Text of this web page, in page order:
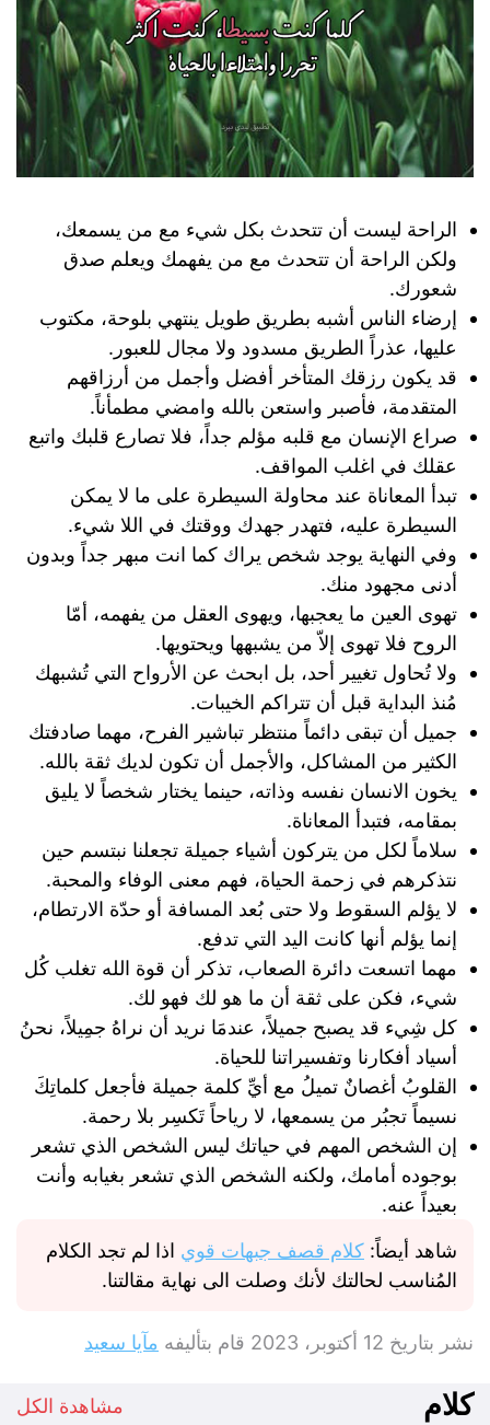
الراحة ليست أن تتحدث بكل شيء مع من يسمعك،
ولكن الراحة أن تتحدث مع من يفهمك ويعلم صدق
شعورك.
إرضاء الناس أشبه بطريق طويل ينتهي بلوحة، مكتوب
عليها، عذراً الطريق مسدود ولا مجال للعبور.
قد يكون رزقك المتأخر أفضل وأجمل من أرزاقهم
المتقدمة، فأصبر واستعن بالله وامضي مطمأناً.
صراع الإنسان مع قلبه مؤلم جداً، فلا تصارع قلبك واتبع
عقلك في اغلب المواقف.
تبدأ المعاناة عند محاولة السيطرة على ما لا يمكن
السيطرة عليه، فتهدر جهدك ووقتك في اللا شيء.
وفي النهاية يوجد شخص يراك كما انت مبهر جداً وبدون
أدنى مجهود منك.
تهوى العين ما يعجبها، ويهوى العقل من يفهمه، أمّا
الروح فلا تهوى إلاّ من يشبهها ويحتويها.
ولا تُحاول تغيير أحد، بل ابحث عن الأرواح التي تُشبهك
مُنذ البداية قبل أن تتراكم الخيبات.
جميل أن تبقى دائماً منتظر تباشير الفرح، مهما صادفتك
الكثير من المشاكل، والأجمل أن تكون لديك ثقة بالله.
يخون الانسان نفسه وذاته، حينما يختار شخصاً لا يليق
بمقامه، فتبدأ المعاناة.
سلاماً لكل من يتركون أشياء جميلة تجعلنا نبتسم حين
نتذكرهم في زحمة الحياة، فهم معنى الوفاء والمحبة.
‏لا يؤلم السقوط ولا حتى بُعد المسافة أو حدّة الارتطام،
إنما يؤلم أنها كانت اليد التي تدفع.
مهما اتسعت دائرة الصعاب، تذكر أن قوة الله تغلب كُل
شيء، فكن على ثقة أن ما هو لك فهو لك.
كل شِيء قد يصبح جميلاً، عندمَا نريد أن نراهُ جمِيلاً، نحنُ
أسياد أفكارنا وتفسيراتنا للحياة.
القلوبُ أغصانٌ تميلُ مع أيِّ كلمة جميلة فأجعل كلماتِكَ
نسيماً تجبُر من يسمعها، لا رياحاً تَكسِر بلا رحمة.
إن الشخص المهم في حياتك ليس الشخص الذي تشعر
بوجوده أمامك، ولكنه الشخص الذي تشعر بغيابه وأنت
بعيداً عنه.
شاهد أيضاً: كلام قصف جبهات قوي اذا لم تجد الكلام
المُناسب لحالتك لأنك وصلت الى نهاية مقالتنا.
نشر بتاريخ 12 أكتوبر، 2023 قام بتأليفه مآيا سعيد
كلام مشاهدة الكل